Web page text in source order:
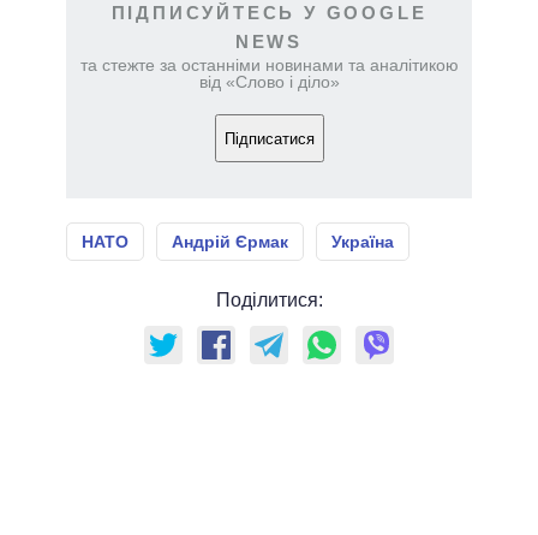
ПІДПИСУЙТЕСЬ У GOOGLE
NEWS
та стежте за останніми новинами та аналітикою
від «Слово і діло»
Підписатися
НАТО Андрій Єрмак Україна
Поділитися: